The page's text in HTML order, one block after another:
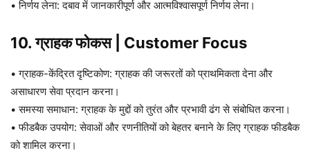
• निर्णय लेना: दबाव में जानकारीपूर्ण और आत्मविश्वासपूर्ण निर्णय लेना।
10. ग्राहक फोकस | Customer Focus
• ग्राहक-केंद्रित दृष्टिकोण: ग्राहक की जरूरतों को प्राथमिकता देना और
असाधारण सेवा प्रदान करना।
• समस्या समाधान: ग्राहक के मुद्दों को तुरंत और प्रभावी ढंग से संबोधित करना।
• फीडबैक उपयोग: सेवाओं और रणनीतियों को बेहतर बनाने के लिए ग्राहक फीडबैक
को शामिल करना।